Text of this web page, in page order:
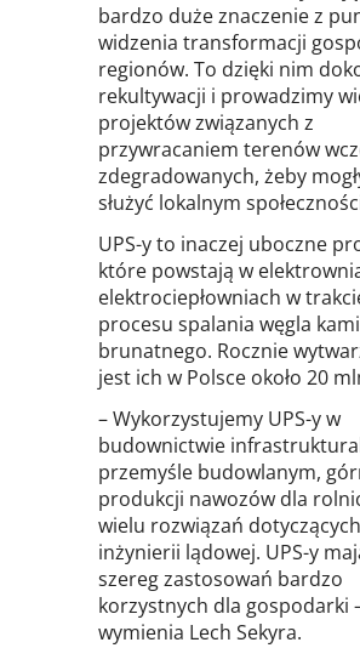
bardzo duże znaczenie z
widzenia transformacji
regionów. To dzięki nim
rekultywacji i prowadzimy
projektów związanych z
przywracaniem terenów
zdegradowanych, żeby
służyć lokalnym
UPS-y to inaczej uboczne
które powstają w
elektrociepłowniach w
procesu spalania węgla
brunatnego. Rocznie
jest ich w Polsce około 20
– Wykorzystujemy UPS-y w
budownictwie
przemyśle budowlanym,
produkcji nawozów dla
wielu rozwiązań dotyczących
inżynierii lądowej. UPS-y
szereg zastosowań bardzo
korzystnych dla gospodarki
wymienia Lech Sekyra.